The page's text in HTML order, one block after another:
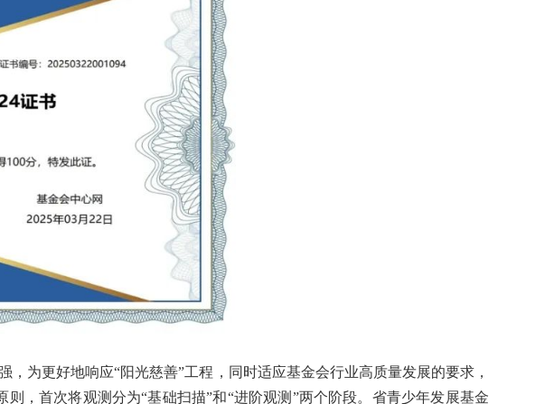
为更好地响应“阳光慈善”工程，同时适应基金会行业高质量发展的要求，
，首次将观测分为“基础扫描”和“进阶观测”两个阶段。省青少年发展基金